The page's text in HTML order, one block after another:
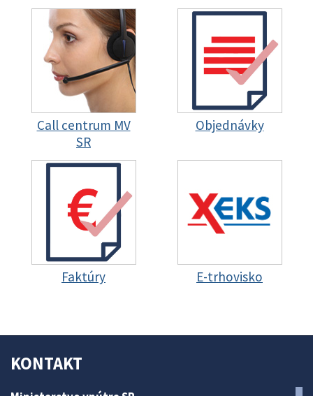
Call centrum MV
SR
Objednávky
Faktúry E-trhovisko
KONTAKT